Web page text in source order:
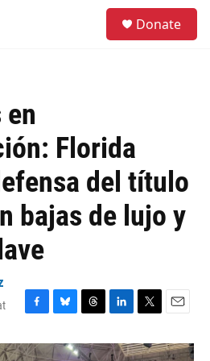
Donate
en
Florida
del título
bajas de lujo y
F
c
B
u
T
r
L
n
T
i
E
a